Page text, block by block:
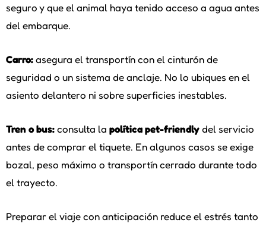
seguro y que el animal haya tenido acceso a agua antes
del embarque.
Carro:asegura el transportín con el cinturón de
seguridad o un sistema de anclaje. No lo ubiques en el
asiento delantero ni sobre superficies inestables.
Tren o bus:consulta la política pet-friendlydel servicio
antes de comprar el tiquete. En algunos casos se exige
bozal, peso máximo o transportín cerrado durante todo
el trayecto.
Preparar el viaje con anticipación reduce el estrés tanto